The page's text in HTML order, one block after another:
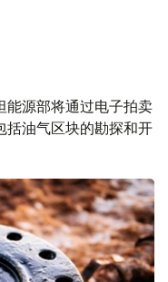
能源部将通过电子拍卖
括油气区块的勘探和开